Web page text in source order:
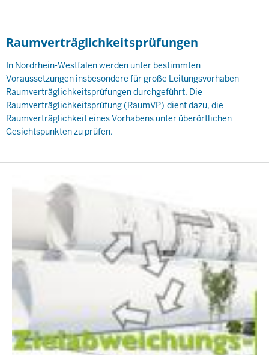
Raumverträglichkeitsprüfungen
In Nordrhein-Westfalen werden unter bestimmten
Voraussetzungen insbesondere für große Leitungsvorhaben
Raumverträglichkeitsprüfungen durchgeführt. Die
Raumverträglichkeitsprüfung (RaumVP) dient dazu, die
Raumverträglichkeit eines Vorhabens unter überörtlichen
Gesichtspunkten zu prüfen.